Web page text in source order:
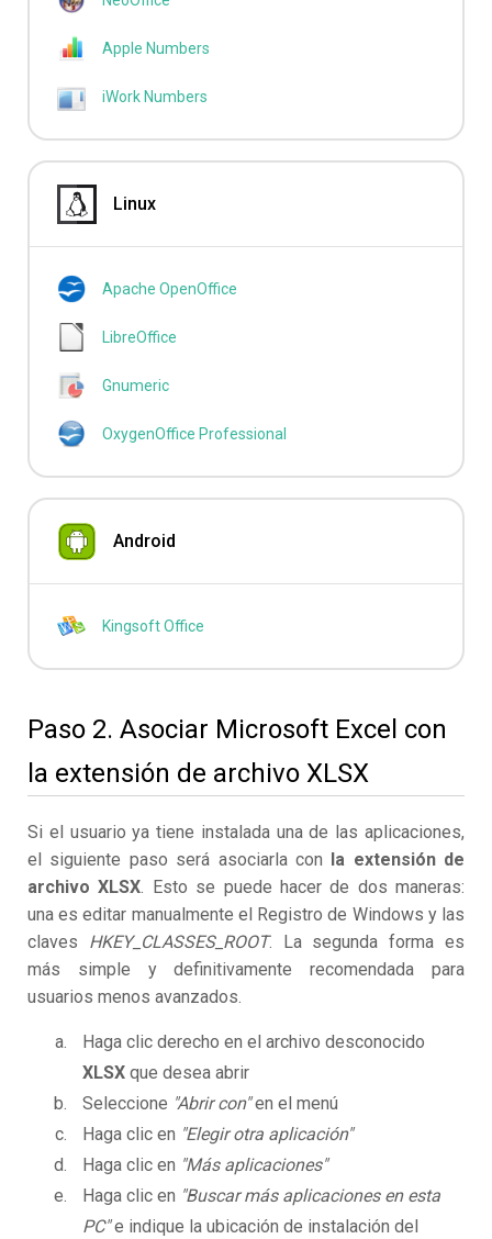
Apple Numbers
iWork Numbers
Linux
Apache OpenOffice
LibreOffice
Gnumeric
OxygenOffice Professional
Android
Kingsoft Office
Paso 2. Asociar Microsoft Excel con
la extensión de archivo XLSX
Si el usuario ya tiene instalada una de las aplicaciones,
el siguiente paso será asociarla con la extensión de
archivo XLSX. Esto se puede hacer de dos maneras:
una es editar manualmente el Registro de Windows y las
claves HKEY_CLASSES_ROOT. La segunda forma es
más simple y definitivamente recomendada para
usuarios menos avanzados.
Haga clic derecho en el archivo desconocido
XLSX que desea abrir
Seleccione "Abrir con"en el menú
Haga clic en "Elegir otra aplicación"
Haga clic en "Más aplicaciones"
Haga clic en "Buscar más aplicaciones en esta
PC"e indique la ubicación de instalación del